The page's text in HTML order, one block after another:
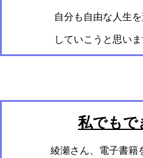
自分も自由な人生
していこうと思いま
私でもで
綾瀬さん、電子書籍